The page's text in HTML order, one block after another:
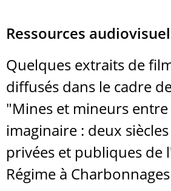
Ressources
Quelques extraits de
diffusés dans le cadre
"Mines et mineurs
imaginaire : deux
privées et publiques de
Régime à